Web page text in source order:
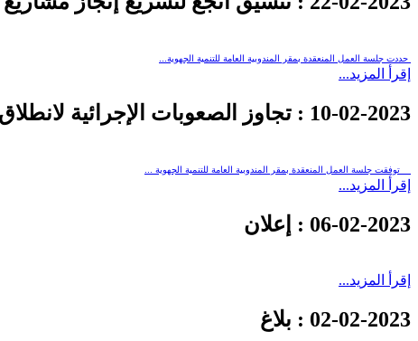
حددت جلسة العمل المنعقدة بمقر المندوبية العامة للتنمية الجهوية...
إقرأ المزيد...
10-02-2023 : تجاوز الصعوبات الإجرائية
توفقت جلسة العمل المنعقدة بمقر المندوبية العامة للتنمية الجهوية ...
إقرأ المزيد...
06-02-2023 : إعلان
إقرأ المزيد...
02-02-2023 : بلاغ